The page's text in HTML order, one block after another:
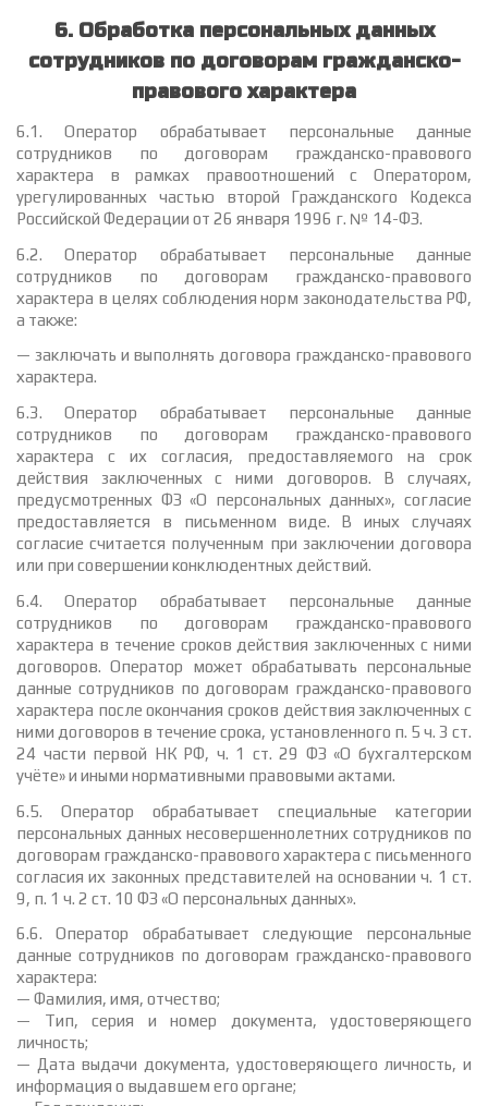
6. Обработка персональных данных
сотрудников по договорам гражданско-
правового характера
6.1. Оператор обрабатывает персональные данные
сотрудников по договорам гражданско-правового
характера в рамках правоотношений с Оператором,
урегулированных частью второй Гражданского Кодекса
Российской Федерации от 26 января 1996 г. № 14-ФЗ.
6.2. Оператор обрабатывает персональные данные
сотрудников по договорам гражданско-правового
характера в целях соблюдения норм законодательства РФ,
а также:
— заключать и выполнять договора гражданско-правового
характера.
6.3. Оператор обрабатывает персональные данные
сотрудников по договорам гражданско-правового
характера с их согласия, предоставляемого на срок
действия заключенных с ними договоров. В случаях,
предусмотренных ФЗ «О персональных данных», согласие
предоставляется в письменном виде. В иных случаях
согласие считается полученным при заключении договора
или при совершении конклюдентных действий.
6.4. Оператор обрабатывает персональные данные
сотрудников по договорам гражданско-правового
характера в течение сроков действия заключенных с ними
договоров. Оператор может обрабатывать персональные
данные сотрудников по договорам гражданско-правового
характера после окончания сроков действия заключенных с
ними договоров в течение срока, установленного п. 5 ч. 3 ст.
24 части первой НК РФ, ч. 1 ст. 29 ФЗ «О бухгалтерском
учёте» и иными нормативными правовыми актами.
6.5. Оператор обрабатывает специальные категории
персональных данных несовершеннолетних сотрудников по
договорам гражданско-правового характера с письменного
согласия их законных представителей на основании ч. 1 ст.
9, п. 1 ч. 2 ст. 10 ФЗ «О персональных данных».
6.6. Оператор обрабатывает следующие персональные
данные сотрудников по договорам гражданско-правового
характера:
— Фамилия, имя, отчество;
— Тип, серия и номер документа, удостоверяющего
личность;
— Дата выдачи документа, удостоверяющего личность, и
информация о выдавшем его органе;